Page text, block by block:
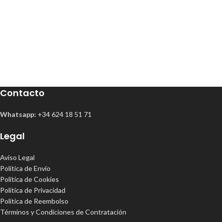
Contacto
Whatsapp: +34 624 18 51 71
Legal
Aviso Legal
Política de Envío
Política de Cookies
Política de Privacidad
Política de Reembolso
Términos y Condiciones de Contratación